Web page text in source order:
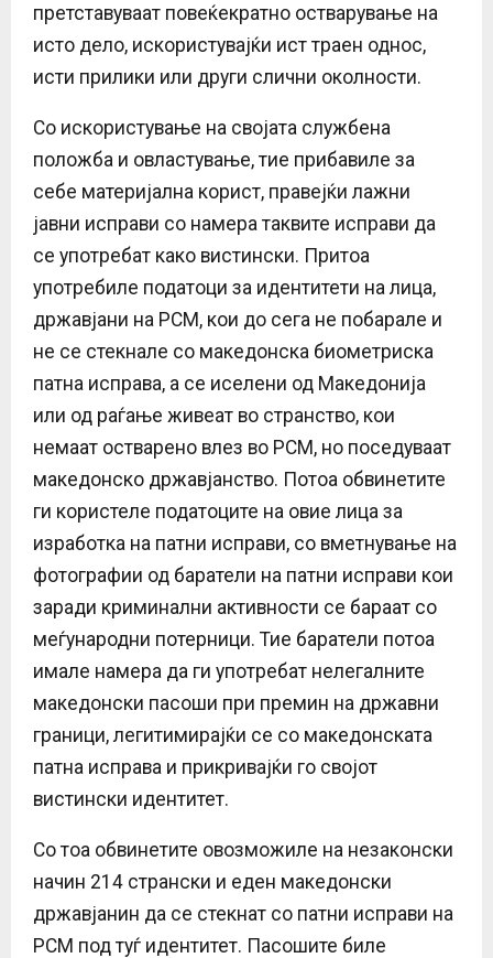
претставуваат повеќекратно остварување на
исто дело, искористувајќи ист траен однос,
исти прилики или други слични околности.
Со искористување на својата службена
положба и овластување, тие прибавиле за
себе материјална корист, правејќи лажни
јавни исправи со намера таквите исправи да
се употребат како вистински. Притоа
употребиле податоци за идентитети на лица,
државјани на РСМ, кои до сега не побарале и
не се стекнале со македонска биометриска
патна исправа, а се иселени од Македонија
или од раѓање живеат во странство, кои
немаат остварено влез во РСМ, но поседуваат
македонско државјанство. Потоа обвинетите
ги користеле податоците на овие лица за
изработка на патни исправи, со вметнување на
фотографии од баратели на патни исправи кои
заради криминални активности се бараат со
меѓународни потерници. Тие баратели потоа
имале намера да ги употребат нелегалните
македонски пасоши при премин на државни
граници, легитимирајќи се со македонската
патна исправа и прикривајќи го својот
вистински идентитет.
Со тоа обвинетите овозможиле на незаконски
начин 214 странски и еден македонски
државјанин да се стекнат со патни исправи на
РСМ под туѓ идентитет. Пасошите биле